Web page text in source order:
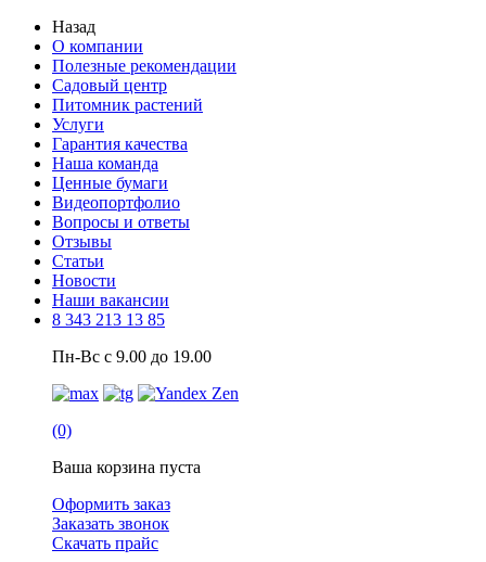
Назад
О компании
Полезные рекомендации
Садовый центр
Питомник растений
Услуги
Гарантия качества
Наша команда
Ценные бумаги
Видеопортфолио
Вопросы и ответы
Отзывы
Статьи
Новости
Наши вакансии
8 343 213 13 85
Пн-Вс с 9.00 до 19.00
(0)
Ваша корзина пуста
Оформить заказ
Заказать звонок
Скачать прайс